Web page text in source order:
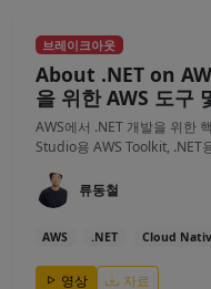
브레이크아웃
About .NET on
을 위한 AWS 도구
AWS에서 .NET 개발을 위한
Studio용 AWS Toolkit, .NET
류동철
AWS .NET Cloud
영상 자료